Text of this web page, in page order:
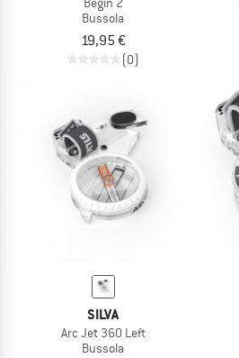
Bussola
19,95 €
(0)
SILVA
Arc Jet 360 Left
Bussola